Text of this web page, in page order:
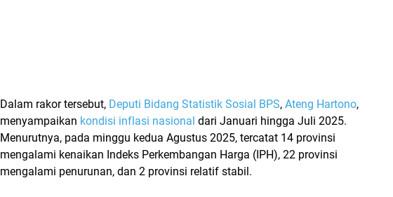
Dalam rakor tersebut, Deputi Bidang Statistik Sosial BPS, Ateng Hartono,
menyampaikan kondisi inflasi nasional dari Januari hingga Juli 2025.
Menurutnya, pada minggu kedua Agustus 2025, tercatat 14 provinsi
mengalami kenaikan Indeks Perkembangan Harga (IPH), 22 provinsi
mengalami penurunan, dan 2 provinsi relatif stabil.